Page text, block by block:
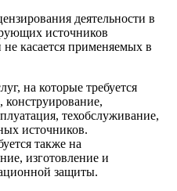
деятельности в
источников
касается применяемых в
на которые требуется
конструирование,
техобслуживание,
источников.
также на
изготовление и
защиты.